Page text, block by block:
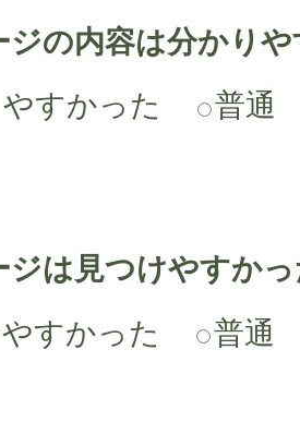
ジの内容は分かり
すかった
普通
ジは見つけやすか
すかった
普通